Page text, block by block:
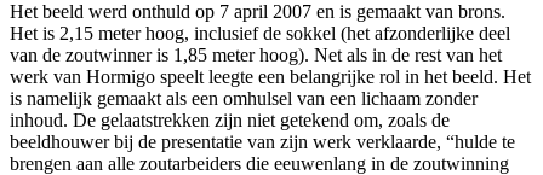
Het beeld werd onthuld op 7 april 2007 en is gemaakt van brons.
Het is 2,15 meter hoog, inclusief de sokkel (het afzonderlijke deel
van de zoutwinner is 1,85 meter hoog). Net als in de rest van het
werk van Hormigo speelt leegte een belangrijke rol in het beeld. Het
is namelijk gemaakt als een omhulsel van een lichaam zonder
inhoud. De gelaatstrekken zijn niet getekend om, zoals de
beeldhouwer bij de presentatie van zijn werk verklaarde, “hulde te
brengen aan alle zoutarbeiders die eeuwenlang in de zoutwinning